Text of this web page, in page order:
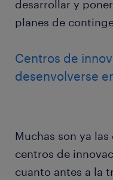
desarrollar y
planes de
Centros de
desenvolverse
Muchas son ya
centros de
cuanto antes a la